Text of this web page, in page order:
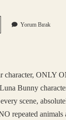
Yorum Bırak
character, ONLY
Bunny
scene,
repeated animals